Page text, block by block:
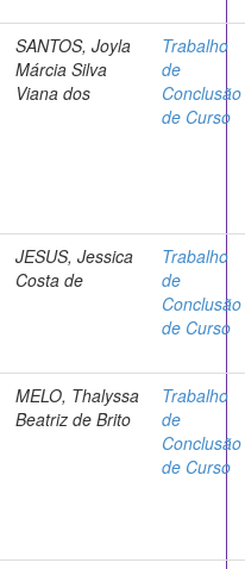
SANTOS, Joyla
Márcia Silva
Viana dos
Trabalho
de
Conclusão
de Curso
JESUS, Jessica
Costa de
Trabalho
de
Conclusão
de Curso
MELO, Thalyssa
Beatriz de Brito
Trabalho
de
Conclusão
de Curso